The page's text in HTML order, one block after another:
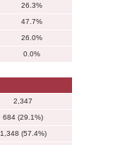
26.3%
47.7%
26.0%
0.0%
2,347
684 (29.1%)
1,348 (57.4%)